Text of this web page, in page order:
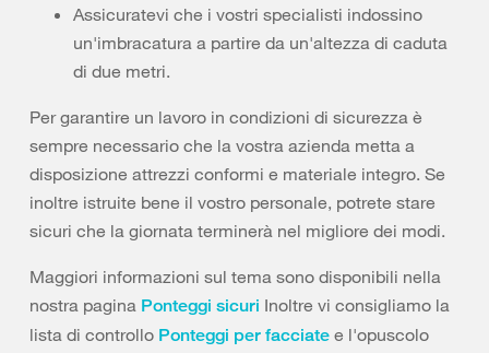
Assicuratevi che i vostri specialisti indossino
un'imbracatura a partire da un'altezza di caduta
di due metri.
Per garantire un lavoro in condizioni di sicurezza è
sempre necessario che la vostra azienda metta a
disposizione attrezzi conformi e materiale integro. Se
inoltre istruite bene il vostro personale, potrete stare
sicuri che la giornata terminerà nel migliore dei modi.
Maggiori informazioni sul tema sono disponibili nella
nostra pagina Ponteggi sicuri Inoltre vi consigliamo la
lista di controllo Ponteggi per facciate e l'opuscolo